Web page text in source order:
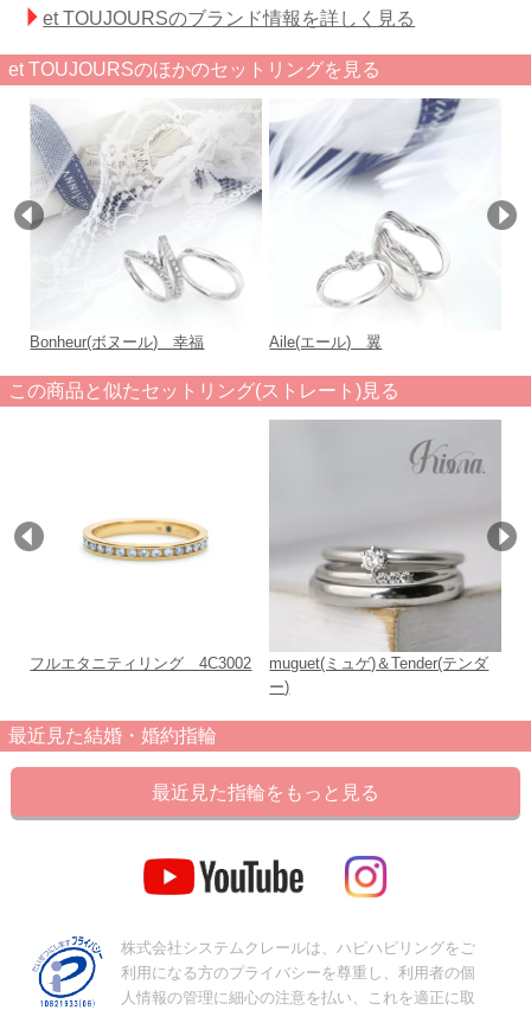
et TOUJOURSのブランド情報を詳しく見る
et TOUJOURSのほかのセットリングを見る
Bonheur(ボヌール) 幸福 Aile(エール) 翼
この商品と似たセットリング(ストレート)見る
フルエタニティリング 4C3002
muguet(ミュゲ)＆Tender(テンダ
ー)
最近見た結婚・婚約指輪
最近見た指輪をもっと見る
株式会社システムクレールは、ハピハピリングをご
利用になる方のプライバシーを尊重し、利用者の個
人情報の管理に細心の注意を払い、これを適正に取